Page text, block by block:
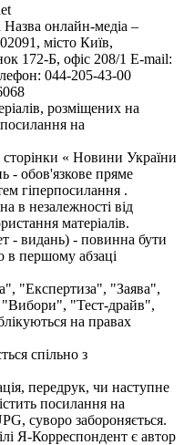
онлайн-медіа –
місто Київ,
Б, офіс 208/1 E-mail:
044-205-43-00
розміщених на
на
сторінки « Новини України
- обов'язкове пряме
гіперпосилання .
в незалежності від
матеріалів.
- видань) - повинна бути
в першому абзаці
"Експертиза", "Заява",
"Тест-драйв",
на правах
спільно з
передрук, чи наступне
посилання на
суворо забороняється.
Я-Корреспондент є автор